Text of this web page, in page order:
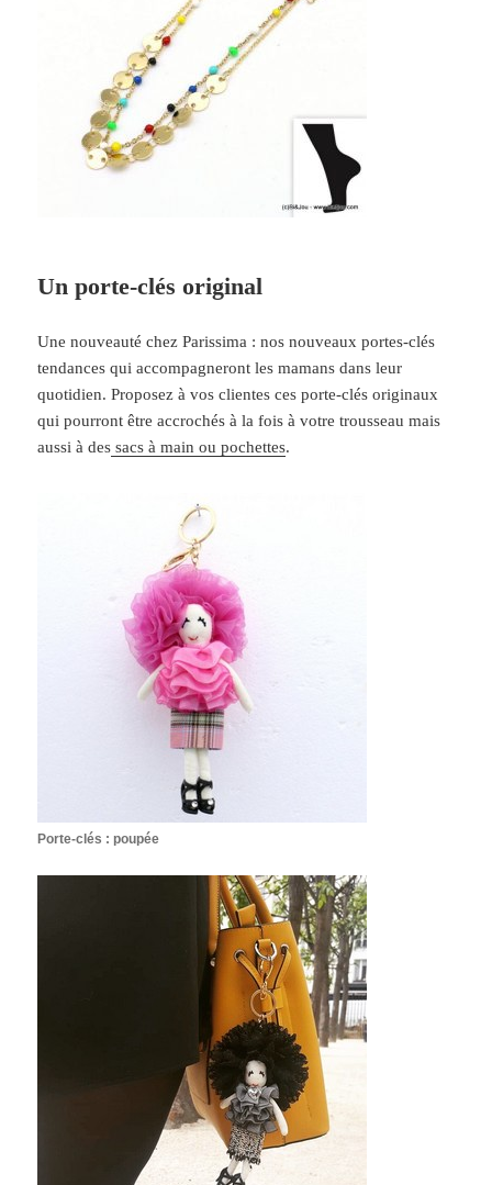
Un porte-clés original
Une nouveauté chez Parissima : nos nouveaux portes-clés
tendances qui accompagneront les mamans dans leur
quotidien. Proposez à vos clientes ces porte-clés originaux
qui pourront être accrochés à la fois à votre trousseau mais
aussi à des sacs à main ou pochettes.
Porte-clés : poupée